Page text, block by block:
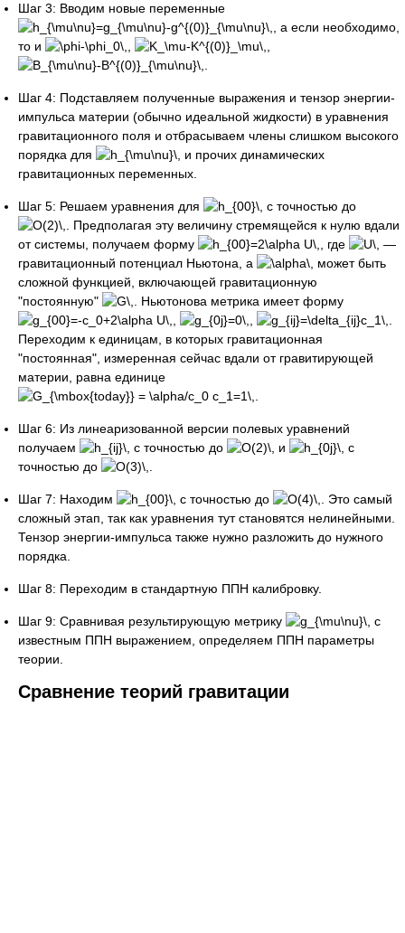
Шаг 3: Вводим новые переменные
, а если необходимо,
то и
Шаг 4: Подставляем полученные выражения и тензор энергии-
импульса материи (обычно идеальной жидкости) в уравнения
гравитационного поля и отбрасываем члены слишком высокого
порядка для
и прочих динамических
гравитационных переменных.
Шаг 5: Решаем уравнения для
с точностью до
. Предполагая эту величину стремящейся к нулю вдали
от системы, получаем форму
, где
—
гравитационный потенциал Ньютона, а
может быть
сложной функцией, включающей гравитационную
"постоянную"
. Ньютонова метрика имеет форму
Переходим к единицам, в которых гравитационная
"постоянная", измеренная сейчас вдали от гравитирующей
материи, равна единице
Шаг 6: Из линеаризованной версии полевых уравнений
получаем
с точностью до и
с
точностью до
Шаг 7: Находим с точностью до
. Это самый
сложный этап, так как уравнения тут становятся нелинейными.
Тензор энергии-импульса также нужно разложить до нужного
порядка.
Шаг 8: Переходим в стандартную ППН калибровку.
Шаг 9: Сравнивая результирующую метрику
с
известным ППН выражением, определяем ППН параметры
теории.
Сравнение теорий гравитации